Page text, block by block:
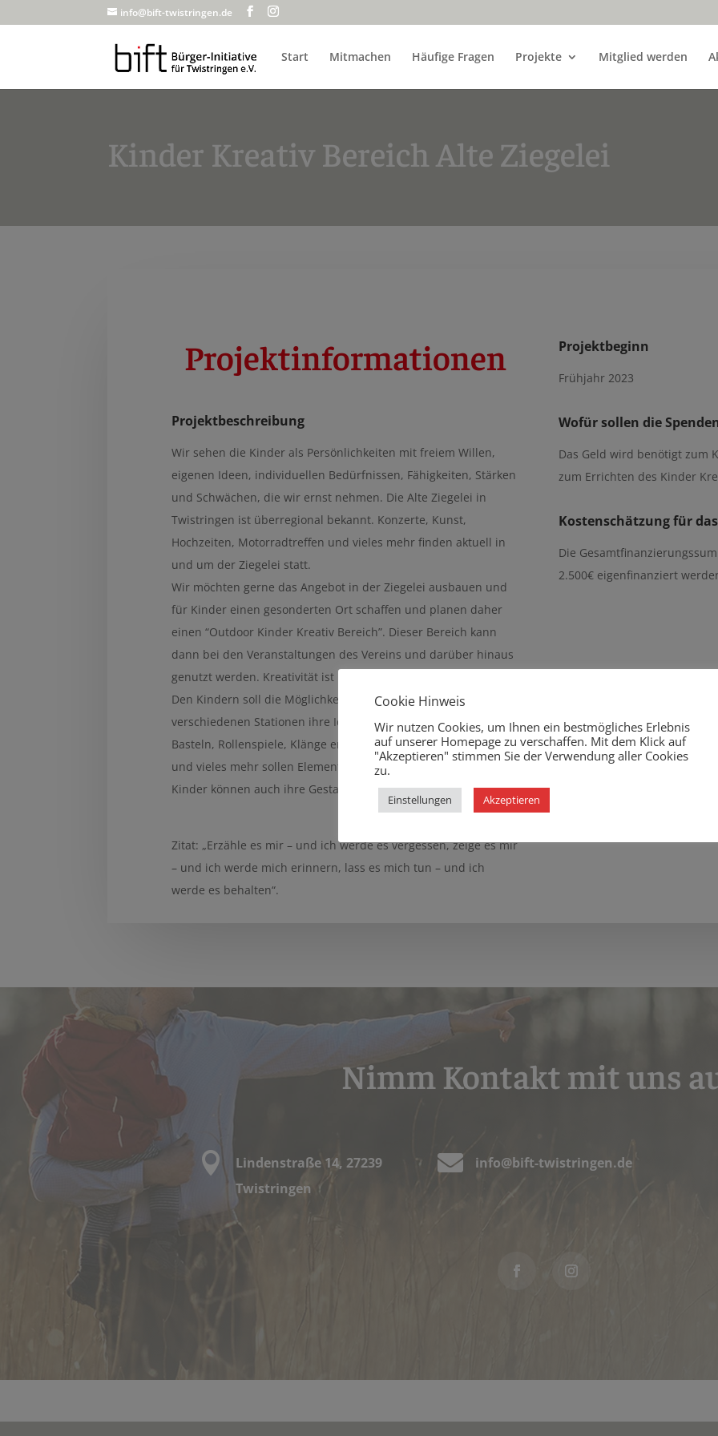
info@bift-twistringen.de
Start Mitmachen Häufige Fragen Projekte Mitglied werden
Kinder Kreativ Bereich Alte Ziegelei
Projektinformationen
Projektbeschreibung
Wir sehen die Kinder als Persönlichkeiten mit freiem Willen,
eigenen Ideen, individuellen Bedürfnissen, Fähigkeiten, Stärken
und Schwächen, die wir ernst nehmen. Die Alte Ziegelei in
Twistringen ist überregional bekannt. Konzerte, Kunst,
Hochzeiten, Motorradtreffen und vieles mehr finden aktuell in
und um der Ziegelei statt.
Wir möchten gerne das Angebot in der Ziegelei ausbauen und
für Kinder einen gesonderten Ort schaffen und planen daher
einen “Outdoor Kinder Kreativ Bereich”. Dieser Bereich kann
dann bei den Veranstaltungen des Vereins und darüber hinaus
genutzt werden. Kreativität ist hier viel mehr als nur Malen.
Den Kindern soll die Möglichkeit gegeben werden, an
verschiedenen Stationen ihre Ideen frei ausleben zu können.
Basteln, Rollenspiele, Klänge erleben, Wasserspiele, Bewegung
und vieles mehr sollen Elemente dieses Bereiches werden.
Kinder können auch ihre Gestaltungsideen einbringen.
Zitat: „Erzähle es mir – und ich werde es vergessen, zeige es mir
– und ich werde mich erinnern, lass es mich tun – und ich
werde es behalten“.
Projektbeginn
Frühjahr 2023
Wofür sollen die
Das Geld wird benötigt zum
zum Errichten des Kinder
Kostenschätzung für
Die
2.500€ eigenfinanziert
Nimm Kontakt mit uns

Lindenstraße 14, 27239
Twistringen
 info@bift-twistringen.de
Cookie Hinweis
Wir nutzen Cookies, um Ihnen ein bestmögliches Erlebnis
auf unserer Homepage zu verschaffen. Mit dem Klick auf
"Akzeptieren" stimmen Sie der Verwendung aller Cookies
zu.
Einstellungen Akzeptieren